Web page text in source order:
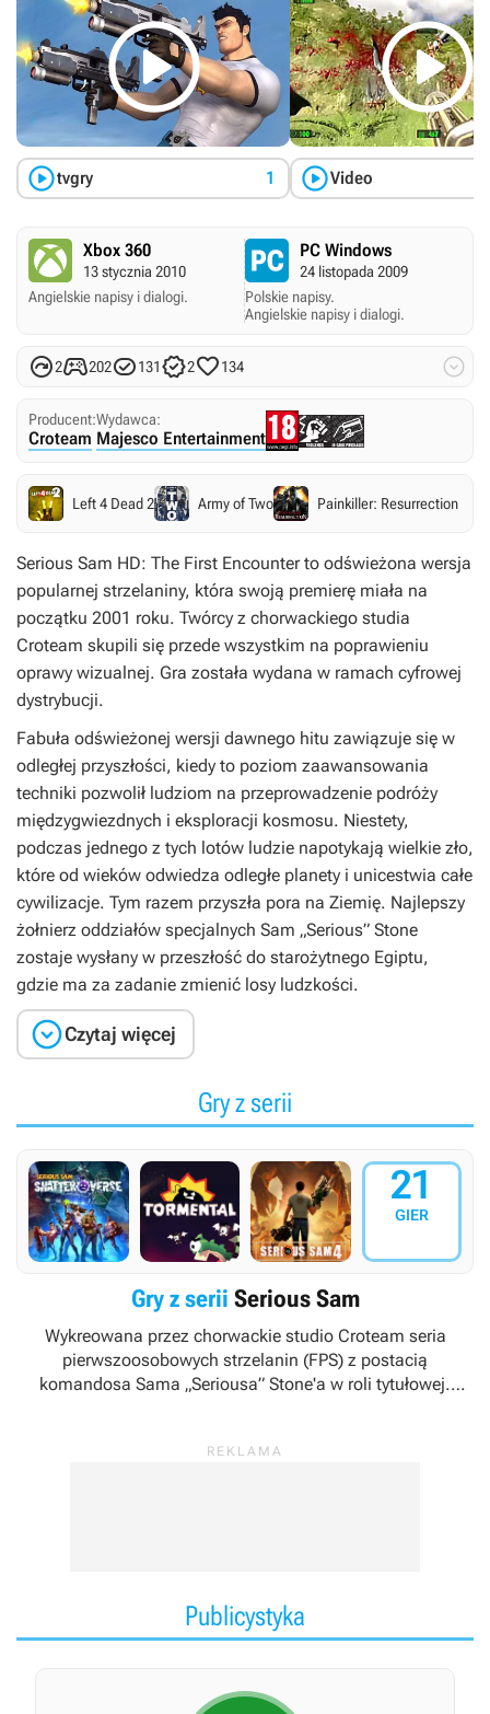

tvgry 1

Video
Xbox 360
13 stycznia 2010
Angielskie napisy i dialogi.
PC Windows
24 listopada 2009
Polskie napisy.
Angielskie napisy i dialogi.
22021312134 
Producent:
Croteam
Wydawca:
Majesco Entertainment
Left 4 Dead 2 Army of Two Painkiller: Resurrection
Serious Sam HD: The First Encounterto odświeżona wersja
popularnej strzelaniny, która swoją premierę miała na
początku 2001 roku. Twórcy z chorwackiego studia
Croteam skupili się przede wszystkim na poprawieniu
oprawy wizualnej. Gra została wydana w ramach cyfrowej
dystrybucji.
Fabuła odświeżonej wersji dawnego hitu zawiązuje się w
odległej przyszłości, kiedy to poziom zaawansowania
techniki pozwolił ludziom na przeprowadzenie podróży
międzygwiezdnych i eksploracji kosmosu. Niestety,
podczas jednego z tych lotów ludzie napotykają wielkie zło,
które od wieków odwiedza odległe planety i unicestwia całe
cywilizacje. Tym razem przyszła pora na Ziemię. Najlepszy
żołnierz oddziałów specjalnych Sam „Serious” Stone
zostaje wysłany w przeszłość do starożytnego Egiptu,
gdzie ma za zadanie zmienić losy ludzkości.
Czytaj więcej
Gry z serii
21
GIER
Gry z serii Serious Sam
Wykreowana przez chorwackie studio Croteam seria
pierwszoosobowych strzelanin (FPS) z postacią
komandosa Sama „Seriousa” Stone'a w roli tytułowej.
głównych autorów, swoje cegiełki do rozwoju cyklu dołożyły
Publicystyka